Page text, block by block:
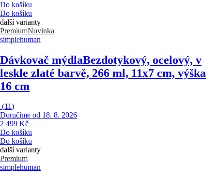
Do košíku
Do košíku
další varianty
PremiumNovinka
simplehuman
Dávkovač mýdlaBezdotykový, ocelový, v
leskle zlaté barvě, 266 ml, 11x7 cm, výška
16 cm
(11)
Doručíme od 18. 8. 2026
2 499 Kč
Do košíku
Do košíku
další varianty
Premium
simplehuman